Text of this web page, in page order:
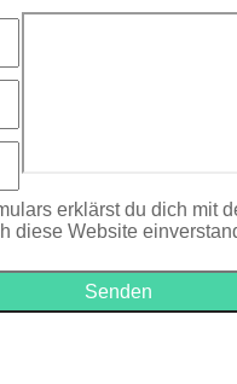
erklärst du dich mit
diese Website